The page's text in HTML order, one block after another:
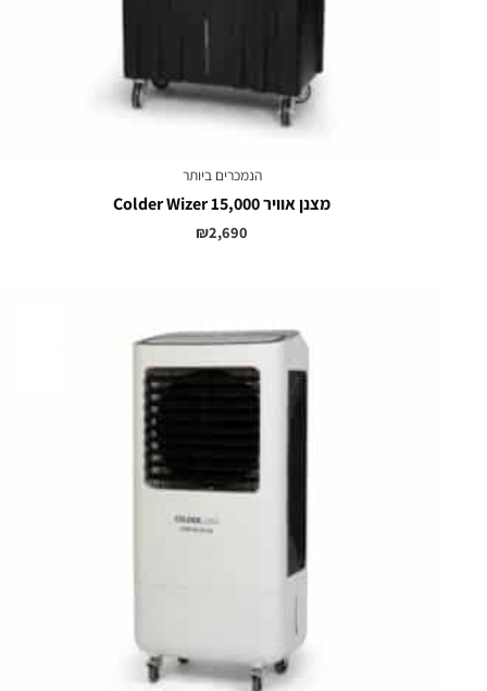
הנמכרים ביותר
מצנן אוויר 15,000 Colder Wizer
₪2,690